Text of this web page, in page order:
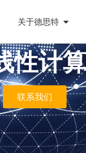
关于德思特
计
联系我们